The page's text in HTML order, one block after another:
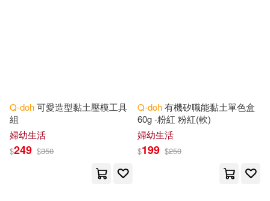
範圍
-
Q-doh可愛造型黏土壓模工具
組
婦幼生活
$249 $350
Q-doh有機矽職能黏土單色盒
60g -粉紅 粉紅(軟)
婦幼生活
$199 $250